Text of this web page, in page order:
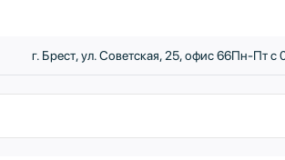
г. Брест, ул. Советская, 25, офис 66Пн-Пт с